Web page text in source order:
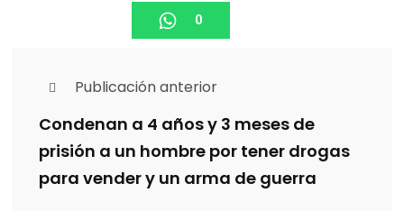
0
Publicación anterior
Condenan a 4 años y 3 meses de
prisión a un hombre por tener drogas
para vender y un arma de guerra